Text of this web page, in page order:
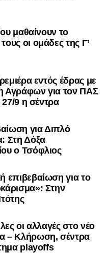
μαθαίνουν το
οι ομάδες της Γ’
εντός έδρας με
Αγράφων για τον ΠΑΣ
27/9 η σέντρα
για Διπλό
Στη Δόξα
ο Τσόφλιος
επιβεβαίωση για το
Στην
οι αλλαγές στο νέο
– Κλήρωση, σέντρα
playoffs